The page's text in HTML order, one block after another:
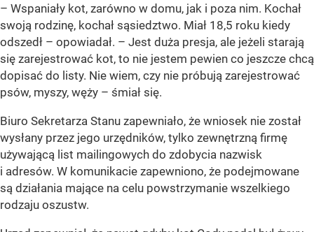
– Wspaniały kot, zarówno w domu, jak i poza nim. Kochał
swoją rodzinę, kochał sąsiedztwo. Miał 18,5 roku kiedy
odszedł – opowiadał. – Jest duża presja, ale jeżeli starają
się zarejestrować kot, to nie jestem pewien co jeszcze chcą
dopisać do listy. Nie wiem, czy nie próbują zarejestrować
psów, myszy, węży – śmiał się.
Biuro Sekretarza Stanu zapewniało, że wniosek nie został
wysłany przez jego urzędników, tylko zewnętrzną firmę
używającą list mailingowych do zdobycia nazwisk
i adresów. W komunikacie zapewniono, że podejmowane
są działania mające na celu powstrzymanie wszelkiego
rodzaju oszustw.